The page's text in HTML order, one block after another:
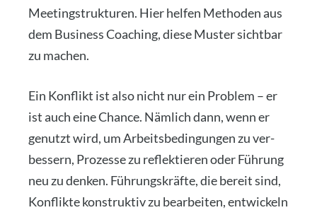
Mee­ting­struk­tu­ren. Hier hel­fen Metho­den aus
dem Busi­ness Coa­ching, die­se Mus­ter sicht­bar
zu machen.
Ein Kon­flikt ist also nicht nur ein Pro­blem – er
ist auch eine Chan­ce. Näm­lich dann, wenn er
genutzt wird, um Arbeits­be­din­gun­gen zu ver­
bes­sern, Pro­zes­se zu reflek­tie­ren oder Füh­rung
neu zu den­ken. Füh­rungs­kräf­te, die bereit sind,
Kon­flik­te kon­struk­tiv zu bear­bei­ten, ent­wi­ckeln